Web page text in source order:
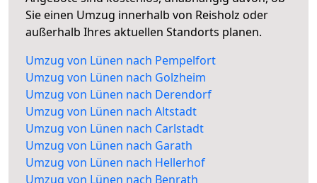
Sie einen Umzug innerhalb von Reisholz oder
außerhalb Ihres aktuellen Standorts planen.
Umzug von Lünen nach Pempelfort
Umzug von Lünen nach Golzheim
Umzug von Lünen nach Derendorf
Umzug von Lünen nach Altstadt
Umzug von Lünen nach Carlstadt
Umzug von Lünen nach Garath
Umzug von Lünen nach Hellerhof
Umzug von Lünen nach Benrath